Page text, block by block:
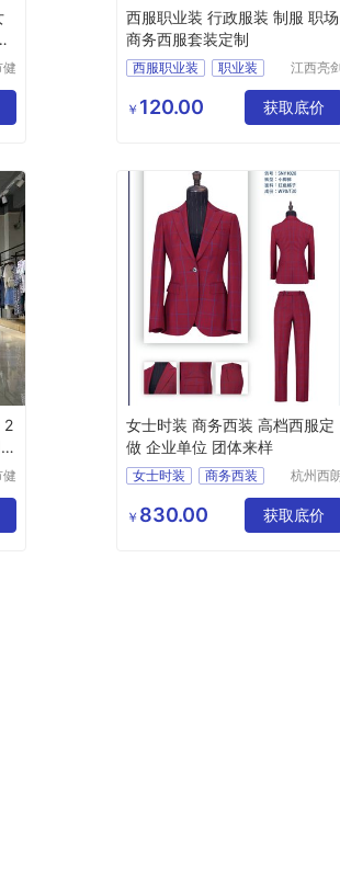
健
西服职业装 行政服装 制服 职场
商务西服套装定制
西服职业装
职业装
制服
江西亮
公司
￥ 120.00 获取底价
2
健
女士时装 商务西装 高档西服定
做 企业单位 团体来样
女士时装
商务西装
团体女士时装
杭州西
有限公
￥ 830.00 获取底价